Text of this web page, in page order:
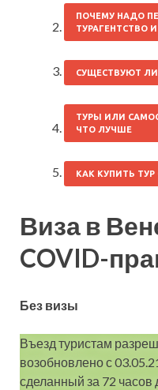
ПОЧЕМУ НАДО
ТУРАГЕНТСТВО
СУЩЕСТВУЮТ
ТУРЫ ИЛИ
ЧТО ЛУЧШЕ
КАК КУПИТЬ
Виза в
COVID-
Без визы
Въезд туристам
возобновлено с
сделанный за 72 часов